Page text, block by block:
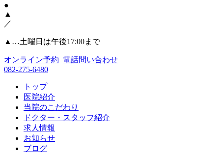
●
▲
／
▲ …土曜日は午後17:00まで
オンライン予約 電話問い合わせ
082-275-6480
トップ
医院紹介
当院のこだわり
ドクター・スタッフ紹介
求人情報
お知らせ
ブログ